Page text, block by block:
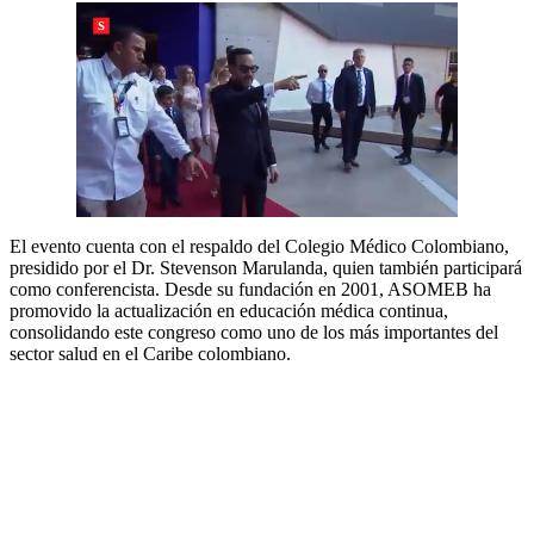
El evento cuenta con el respaldo del Colegio Médico Colombiano,
presidido por el Dr. Stevenson Marulanda, quien también participará
como conferencista. Desde su fundación en 2001, ASOMEB ha
promovido la actualización en educación médica continua,
consolidando este congreso como uno de los más importantes del
sector salud en el Caribe colombiano.